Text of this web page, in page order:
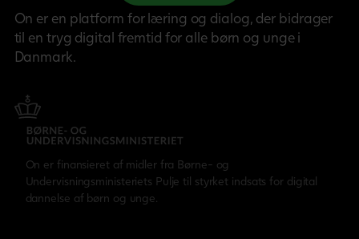
On er en platform for læring og dialog, der bidrager
til en tryg digital fremtid for alle børn og unge i
Danmark.
On er finansieret af midler fra Børne- og
Undervisningsministeriets Pulje til styrket indsats for digital
dannelse af børn og unge.